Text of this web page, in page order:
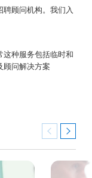
顾问机构。我们入
这种服务包括临时和
顾问解决方案
Previous
Next